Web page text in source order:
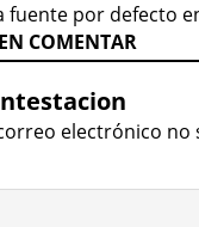
fuente por defecto
COMENTAR
electrónico no